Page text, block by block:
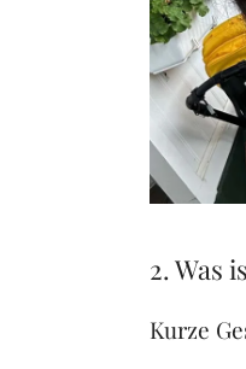
2. Was
Kurze